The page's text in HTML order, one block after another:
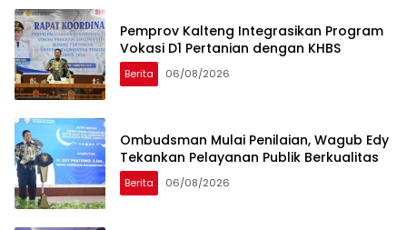
Pemprov Kalteng Integrasikan Program
Vokasi D1 Pertanian dengan KHBS
Berita 06/08/2026
Ombudsman Mulai Penilaian, Wagub Edy
Tekankan Pelayanan Publik Berkualitas
Berita 06/08/2026